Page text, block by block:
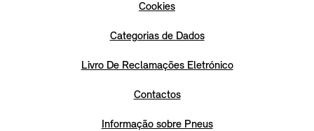
Cookies
Categorias de Dados
Livro De Reclamações Eletrónico
Contactos
Informação sobre Pneus